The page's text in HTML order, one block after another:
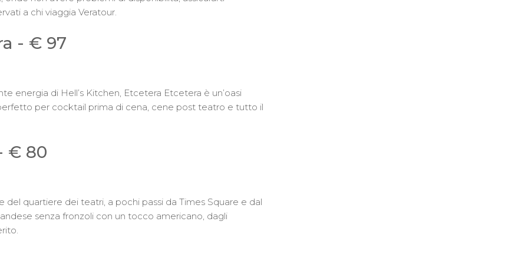
a chi viaggia Veratour.
- € 97
energia di Hell’s Kitchen, Etcetera Etcetera è un’oasi
per cocktail prima di cena, cene post teatro e tutto il
€ 80
quartiere dei teatri, a pochi passi da Times Square e dal
senza fronzoli con un tocco americano, dagli